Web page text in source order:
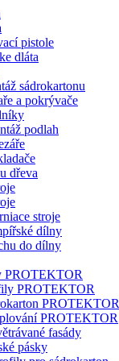
pistole
dláta
sádrokartonu
a pokrývače
podlah
dřeva
stroje
dílny
do dílny
PROTEKTOR
PROTEKTOR
PROTEKTOR
PROTEKTOR
fasády
pásky